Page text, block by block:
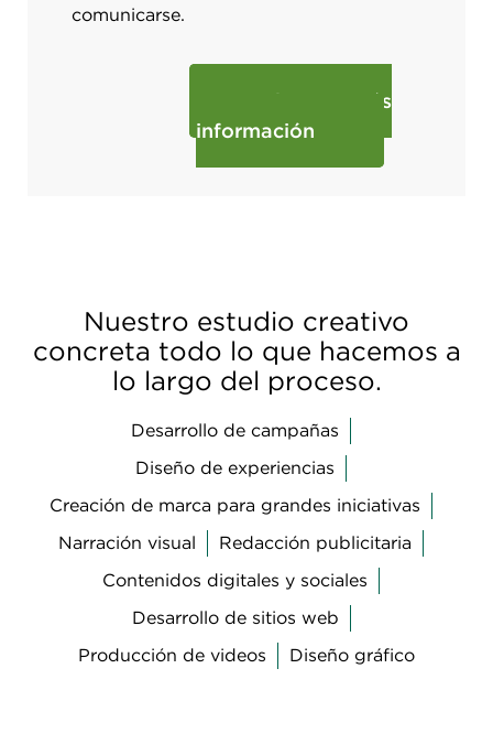
comunicarse.
Obtenga más
información
Nuestro estudio creativo
concreta todo lo que hacemos a
lo largo del proceso.
Desarrollo de campañas
Diseño de experiencias
Creación de marca para grandes iniciativas
Narración visual
Redacción publicitaria
Contenidos digitales y sociales
Desarrollo de sitios web
Producción de videos
Diseño gráfico